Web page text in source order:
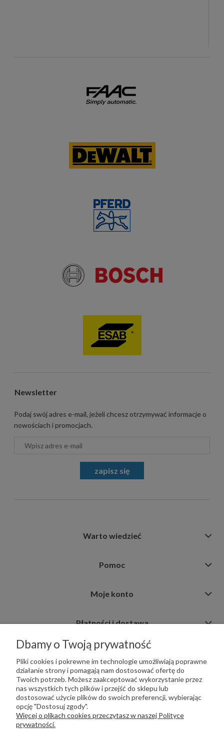
Newsletter
Podaj swój adres e-mail, jeżeli chcesz otrzymywać informacje o
nowościach i promocjach.
zapisz się
Warto wiedzieć
Pomoc
Moje konto
Płatności i dostawa
Informacje
PŁATNOŚCI OBSŁUGUJE:
Dbamy o Twoją prywatność
Pliki cookies i pokrewne im technologie umożliwiają poprawne
działanie strony i pomagają nam dostosować ofertę do
Twoich potrzeb. Możesz zaakceptować wykorzystanie przez
nas wszystkich tych plików i przejść do sklepu lub
dostosować użycie plików do swoich preferencji, wybierając
opcję "Dostosuj zgody".
Więcej o plikach cookies przeczytasz w naszej Polityce
prywatności.